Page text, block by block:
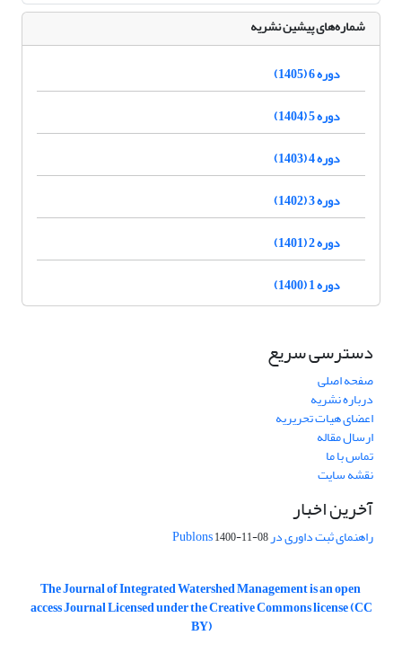
شماره‌های پیشین نشریه
دوره 6 (1405)
دوره 5 (1404)
دوره 4 (1403)
دوره 3 (1402)
دوره 2 (1401)
دوره 1 (1400)
دسترسی سریع
صفحه اصلی
درباره نشریه
اعضای هیات تحریریه
ارسال مقاله
تماس با ما
نقشه سایت
آخرین اخبار
راهنمای ثبت داوری در Publons1400-11-08
The Journal of Integrated Watershed Management is an open
access Journal Licensed under the Creative Commons license (CC
BY)